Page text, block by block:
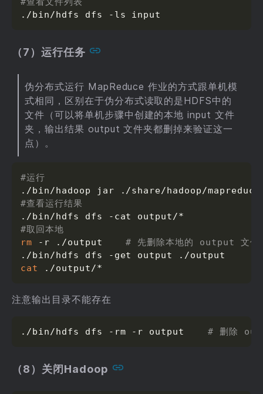
./bin/hdfs dfs -ls input
（7）运行任务
伪分布式运行 MapReduce 作业的方式跟单机模
式相同，区别在于伪分布式读取的是HDFS中的
文件（可以将单机步骤中创建的本地 input 文件
夹，输出结果 output 文件夹都删掉来验证这一
点）。
#运行
./bin/hadoop jar ./share/hadoop/
#查看运行结果
#取回本地
rm -r ./output # 先删除本地的 output 文件
./bin/hdfs dfs -get output ./output
cat
./output/*
注意输出目录不能存在
./bin/hdfs dfs -rm -r output # 删除
（8）关闭Hadoop